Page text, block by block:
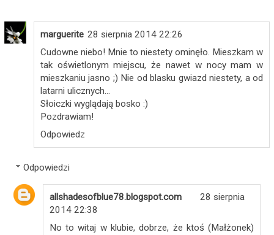
marguerite 28 sierpnia 2014 22:26
Cudowne niebo! Mnie to niestety ominęło. Mieszkam w
tak oświetlonym miejscu, że nawet w nocy mam w
mieszkaniu jasno ;) Nie od blasku gwiazd niestety, a od
latarni ulicznych...
Słoiczki wyglądają bosko :)
Pozdrawiam!
Odpowiedz
Odpowiedzi
allshadesofblue78.blogspot.com
28 sierpnia
2014 22:38
No to witaj w klubie, dobrze, że ktoś (Małżonek)